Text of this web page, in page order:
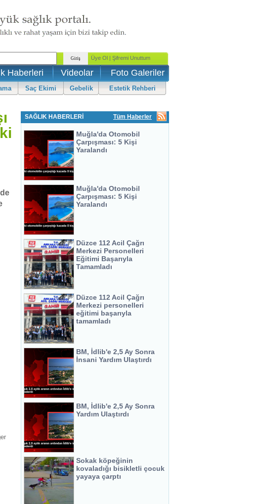
Haberleri Videolar Foto Galeriler
Saç Ekimi Gebelik Estetik Rehberi
SAĞLIK HABERLERİ Tüm Haberler
Muğla'da Otomobil
Çarpışması: 5 Kişi
Yaralandı
Muğla'da Otomobil
Çarpışması: 5 Kişi
Yaralandı
Düzce 112 Acil Çağrı
Merkezi Personelleri
Eğitimi Başarıyla
Tamamladı
Düzce 112 Acil Çağrı
Merkezi personelleri
eğitimi başarıyla
tamamladı
BM, İdlib'e 2,5 Ay Sonra
İnsani Yardım Ulaştırdı
BM, İdlib'e 2,5 Ay Sonra
Yardım Ulaştırdı
Sokak köpeğinin
kovaladığı bisikletli çocuk
yayaya çarptı